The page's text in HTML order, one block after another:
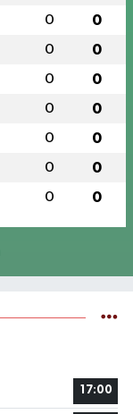
0 0
0 0
0 0
0 0
0 0
0 0
0 0
17:00